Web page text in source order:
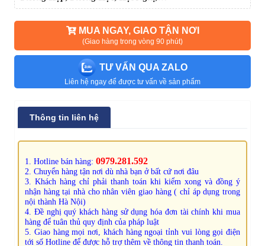
MUA NGAY, GIAO TẬN NƠI
(Giao hàng trong vòng 90 phút)
TƯ VẤN QUA ZALO
Liên hệ ngay để được tư vấn về sản phẩm
Thông tin liên hệ
1. Hotline bán hàng: 0979.281.592
2. Chuyển hàng tận nơi dù nhà bạn ở bất cứ nơi đâu
3. Khách hàng chỉ phải thanh toán khi kiểm xong và đồng ý
nhận hàng tại nhà cho nhân viên giao hàng ( chỉ áp dụng trong
nội thành Hà Nội)
4. Đề nghị quý khách hàng sử dụng hóa đơn tài chính khi mua
hàng để tuân thủ quy định của pháp luật
5. Giao hàng mọi nơi, khách hàng ngoại tỉnh vui lòng gọi điện
tới số Hotline để được hỗ trợ thêm về thông tin thanh toán.